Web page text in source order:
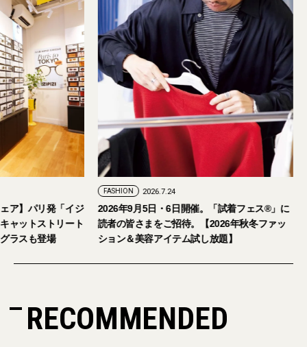
【おしゃれな大人のアイウェア】パリ発「イジ
ピジ」が国内初の旗艦店をキャットストリート
にオープン。日本限定サングラスも登場
2026年9月5日・6
読者の皆さまをご
ション＆美容アイ
RECOMMENDED